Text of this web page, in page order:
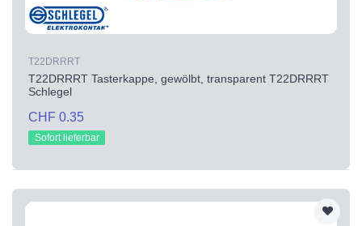
T22DRRRT
T22DRRRT Tasterkappe, gewölbt, transparent T22DRRRT
Schlegel
CHF 0.35
Sofort lieferbar